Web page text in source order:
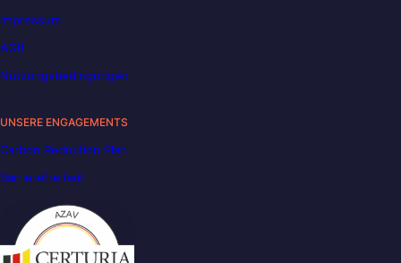
Impressum
AGB
Nutzungsbedingungen
UNSERE ENGAGEMENTS
Carbon Reduction Plan
Barrierefreiheit